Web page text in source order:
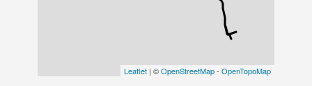
Leaflet | ©OpenStreetMap- OpenTopoMap